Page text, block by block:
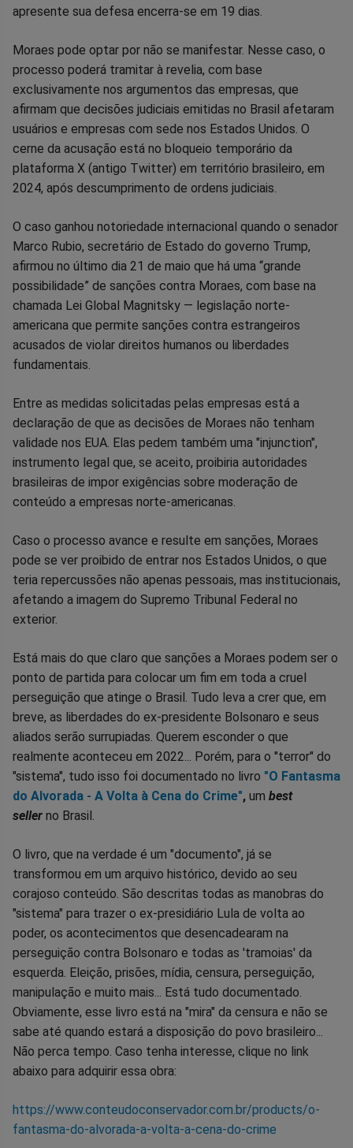
apresente sua defesa encerra-se em 19 dias.
Moraes pode optar por não se manifestar. Nesse caso, o
processo poderá tramitar à revelia, com base
exclusivamente nos argumentos das empresas, que
afirmam que decisões judiciais emitidas no Brasil afetaram
usuários e empresas com sede nos Estados Unidos. O
cerne da acusação está no bloqueio temporário da
plataforma X (antigo Twitter) em território brasileiro, em
2024, após descumprimento de ordens judiciais.
O caso ganhou notoriedade internacional quando o senador
Marco Rubio, secretário de Estado do governo Trump,
afirmou no último dia 21 de maio que há uma “grande
possibilidade” de sanções contra Moraes, com base na
chamada Lei Global Magnitsky — legislação norte-
americana que permite sanções contra estrangeiros
acusados de violar direitos humanos ou liberdades
fundamentais.
Entre as medidas solicitadas pelas empresas está a
declaração de que as decisões de Moraes não tenham
validade nos EUA. Elas pedem também uma "injunction",
instrumento legal que, se aceito, proibiria autoridades
brasileiras de impor exigências sobre moderação de
conteúdo a empresas norte-americanas.
Caso o processo avance e resulte em sanções, Moraes
pode se ver proibido de entrar nos Estados Unidos, o que
teria repercussões não apenas pessoais, mas institucionais,
afetando a imagem do Supremo Tribunal Federal no
exterior.
Está mais do que claro que sanções a Moraes podem ser o
ponto de partida para colocar um fim em toda a cruel
perseguição que atinge o Brasil. Tudo leva a crer que, em
breve, as liberdades do ex-presidente Bolsonaro e seus
aliados serão surrupiadas. Querem esconder o que
realmente aconteceu em 2022... Porém, para o "terror" do
"sistema", tudo isso foi documentado no livro "O Fantasma
do Alvorada - A Volta à Cena do Crime", um best
seller no Brasil.
O livro, que na verdade é um "documento", já se
transformou em um arquivo histórico, devido ao seu
corajoso conteúdo. São descritas todas as manobras do
"sistema" para trazer o ex-presidiário Lula de volta ao
poder, os acontecimentos que desencadearam na
perseguição contra Bolsonaro e todas as 'tramoias' da
esquerda. Eleição, prisões, mídia, censura, perseguição,
manipulação e muito mais... Está tudo documentado.
Obviamente, esse livro está na "mira" da censura e não se
sabe até quando estará a disposição do povo brasileiro...
Não perca tempo. Caso tenha interesse, clique no link
abaixo para adquirir essa obra:
https://www.conteudoconservador.com.br/products/o-
fantasma-do-alvorada-a-volta-a-cena-do-crime